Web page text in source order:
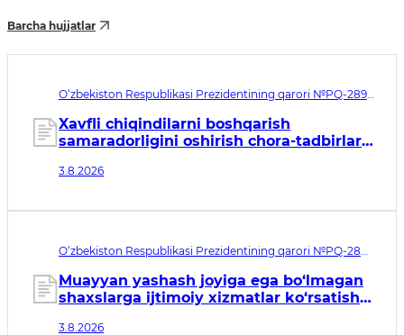
Barcha hujjatlar
O‘zbekiston Respublikasi Prezidentining qarori №PQ-289.
04.08.2026
Xavfli chiqindilarni boshqarish
samaradorligini oshirish chora-tadbirlari
3.8.2026
O‘zbekiston Respublikasi Prezidentining qarori №PQ-288.
04.08.2026
Muayyan yashash joyiga ega bo‘lmagan
shaxslarga ijtimoiy xizmatlar ko‘rsatish
3.8.2026